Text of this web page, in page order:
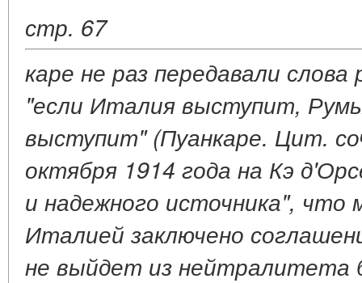
стр. 67
каре не раз передавали
"если Италия выступит,
выступит" (Пуанкаре. Цит.
октября 1914 года на Кэ
и надежного источника", что
Италией заключено
не выйдет из нейтралитета